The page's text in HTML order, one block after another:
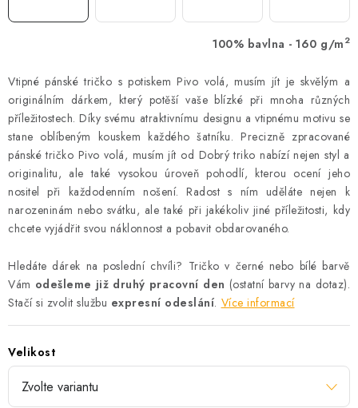
100% bavlna - 160 g/m 2
Vtipné pánské tričko s potiskem Pivo volá, musím jít je skvělým a
originálním dárkem, který potěší vaše blízké při mnoha různých
příležitostech. Díky svému atraktivnímu designu a vtipnému motivu se
stane oblíbeným kouskem každého šatníku. Precizně zpracované
pánské tričko Pivo volá, musím jít od Dobrý triko nabízí nejen styl a
originalitu, ale také vysokou úroveň pohodlí, kterou ocení jeho
nositel při každodenním nošení. Radost s ním uděláte nejen k
narozeninám nebo svátku, ale také při jakékoliv jiné příležitosti, kdy
chcete vyjádřit svou náklonnost a pobavit obdarovaného.
Hledáte dárek na poslední chvíli? Tričko v černé nebo bílé barvě
Vám odešleme již druhý pracovní den (ostatní barvy na dotaz).
Stačí si zvolit službu expresní odeslání. Více informací
Velikost